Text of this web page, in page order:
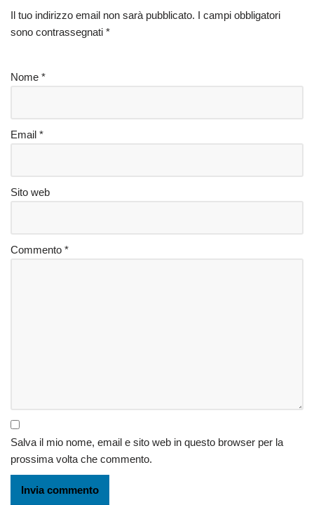
Il tuo indirizzo email non sarà pubblicato. I campi obbligatori
sono contrassegnati *
Nome *
Email *
Sito web
Commento *
Salva il mio nome, email e sito web in questo browser per la
prossima volta che commento.